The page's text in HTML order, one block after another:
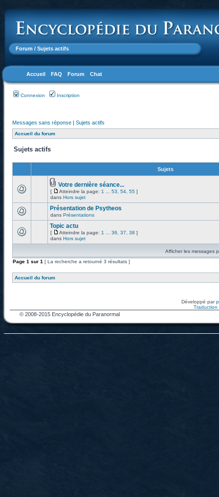
Forum / Sujets actifs
Accueil FAQ Forum Chat
Connexion Inscription
Messages sans réponse | Sujets actifs
Accueil du forum
Sujets actifs
Sujets
Votre dernière séance...
[ Atteindre la page: 1 53 54 55 ]
dans Hors sujet
Présentation de Psytheos
dans Présentations
Topic actu
[ Atteindre la page: 1 36 37 38 ]
dans Hors sujet
Afficher les messages
Page 1 sur 1 [ La recherche a retourné 3 résultats ]
Accueil du forum
Développé par
Traduction
© 2008-2015 Encyclopédie du Paranormal